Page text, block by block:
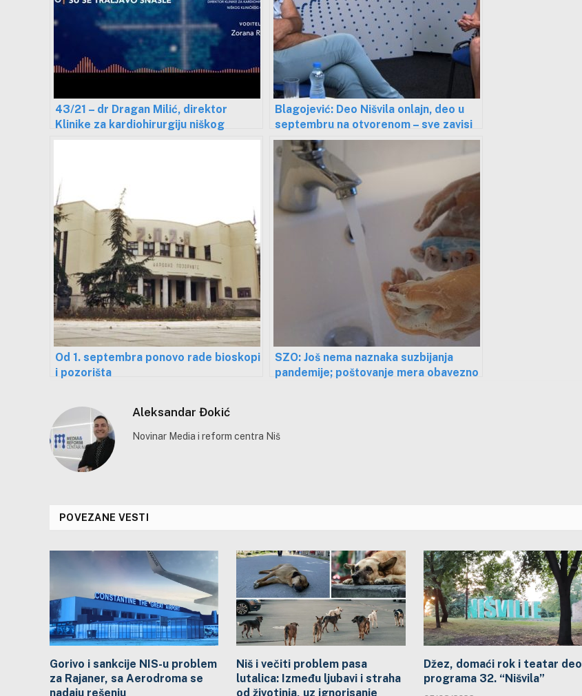
43/21 – dr Dragan Milić, direktor
Klinike za kardiohirurgiju niškog
Kliničkog centra
Blagojević: Deo Nišvila onlajn, deo u
septembru na otvorenom – sve zavisi
od epidemiološke situacije
Od 1. septembra ponovo rade bioskopi
i pozorišta
SZO: Još nema naznaka suzbijanja
pandemije; poštovanje mera obavezno
Aleksandar Đokić
Novinar Media i reform centra Niš
POVEZANE VESTI
Gorivo i sankcije NIS-u problem
za Rajaner, sa Aerodroma se
nadaju rešenju
Niš i večiti problem pasa
lutalica: Između ljubavi i straha
od životinja, uz ignorisanje
Džez, domaći rok i teatar deo
programa 32. “Nišvila”